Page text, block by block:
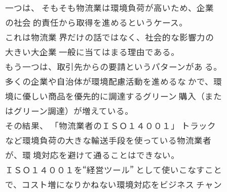
一つは、 そもそも物流業は環境負荷が高いため、企業
の社会 的責任から取得を進めるというケース。
これは物流業 界だけの話ではなく、社会的な影響力の
大きい大企業 一般に当てはまる理由である。
もう一つは、取引先からの要請というパターンがあ る。
多くの企業や自治体が環境配慮活動を進めるな かで、環
境に優しい商品を優先的に調達するグリーン 購入（また
はグリーン調達）が増えている。
その結果、 「物流業者のＩＳＯ１４００１」 トラック
など環境負荷の大きな輸送手段を使っている物流業者
が、環 境対応を避けて通ることはできない。
ＩＳＯ１４００１を“経営ツール” として使いこなすこと
で、コスト増になりかねない環境対応をビジネス チャン